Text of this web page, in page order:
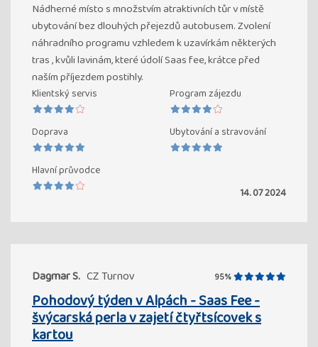
Nádherné místo s množstvím atraktivních tůr v místě
ubytování bez dlouhých přejezdů autobusem. Zvolení
náhradního programu vzhledem k uzavírkám některých
tras , kvůli lavinám, které údolí Saas fee, krátce před
naším příjezdem postihly.
Klientský servis Program zájezdu
Doprava Ubytování a stravování
Hlavní průvodce
14. 07 2024
Dagmar S. CZ Turnov 95%
Pohodový týden v Alpách - Saas Fee -
švýcarská perla v zajetí čtyřtsícovek s
kartou